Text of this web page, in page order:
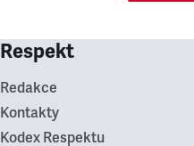
Respekt
Redakce
Kontakty
Kodex Respektu